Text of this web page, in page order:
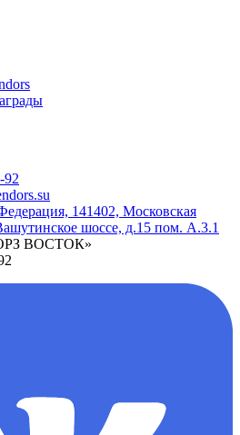
92
141402, Московская
шоссе, д.15 пом. А.3.1
ВОСТОК»